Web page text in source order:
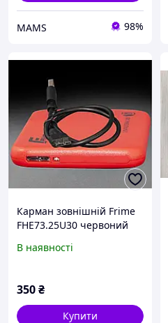
MAMS 98%
Карман зовнішній Frime
FHE73.25U30 червоний
В наявності
350₴
Купити